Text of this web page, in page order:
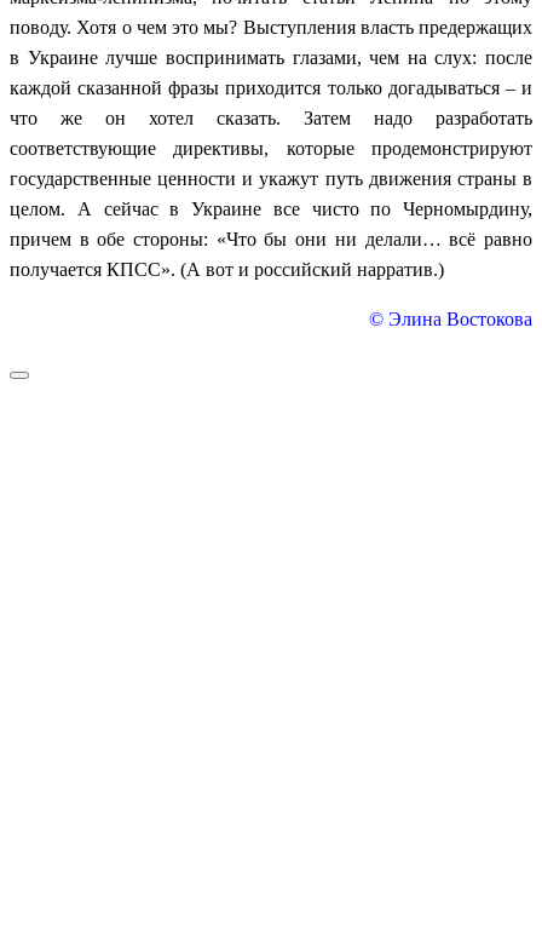
поводу. Хотя о чем это мы? Выступления власть предержащих
в Украине лучше воспринимать глазами, чем на слух: после
каждой сказанной фразы приходится только догадываться – и
что же он хотел сказать. Затем надо разработать
соответствующие директивы, которые продемонстрируют
государственные ценности и укажут путь движения страны в
целом. А сейчас в Украине все чисто по Черномырдину,
причем в обе стороны: «Что бы они ни делали… всё равно
получается КПСС». (А вот и российский нарратив.)
© Элина Востокова